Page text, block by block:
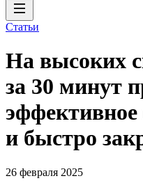
Статьи
На высоких
за 30 минут
и быстро
26 февраля 2025